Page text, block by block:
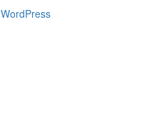
WordPress